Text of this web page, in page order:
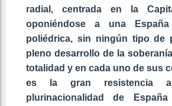
radial, centrada en la
oponiéndose a una España
poliédrica, sin ningún tipo de
pleno desarrollo de la
totalidad y en cada uno de sus
es la gran resistencia
plurinacionalidad de